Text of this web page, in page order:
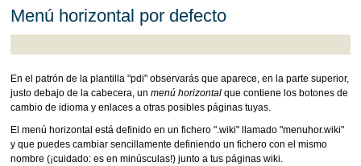
Menú horizontal por defecto
En el patrón de la plantilla "pdi" observarás que aparece, en la parte superior,
justo debajo de la cabecera, un menú horizontalque contiene los botones de
cambio de idioma y enlaces a otras posibles páginas tuyas.
El menú horizontal está definido en un fichero ".wiki" llamado "menuhor.wiki"
y que puedes cambiar sencillamente definiendo un fichero con el mismo
nombre (¡cuidado: es en minúsculas!) junto a tus páginas wiki.